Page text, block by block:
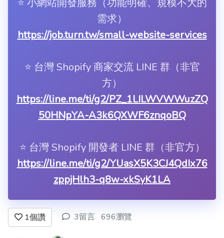
⭐️ 小網站開發服務（功能明確、規模不大的
需求）
https://job.turn.tw/small-website-services
⭐️ 台灣 Shopify 商家交流 LINE 群（非官
方）
https://line.me/ti/g2/PZ_1LILWVWWuzZQ
50HNpYA-A3k6QXWF6znqoBQ
⭐️ 台灣 Shopify 開發者 LINE 群（非官方）
https://line.me/ti/g2/YUasX5K3CJ4QdIx76
zppjHlh3-q8w-xkSyK1LA
1個讚 3留言 696瀏覽